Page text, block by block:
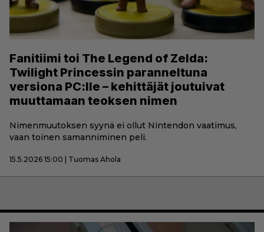
Fanitiimi toi The Legend of Zelda:
Twilight Princessin paranneltuna
versiona PC:lle – kehittäjät joutuivat
muuttamaan teoksen nimen
Nimenmuutoksen syynä ei ollut Nintendon vaatimus,
vaan toinen samanniminen peli.
15.5.2026 15:00 | Tuomas Ahola